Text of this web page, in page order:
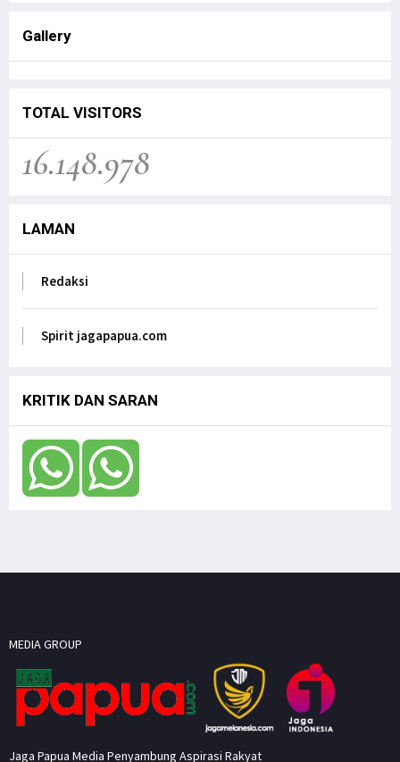
Gallery
TOTAL VISITORS
16.148.978
LAMAN
Redaksi
Spirit jagapapua.com
KRITIK DAN SARAN
MEDIA GROUP
Jaga Papua Media Penyambung Aspirasi Rakyat